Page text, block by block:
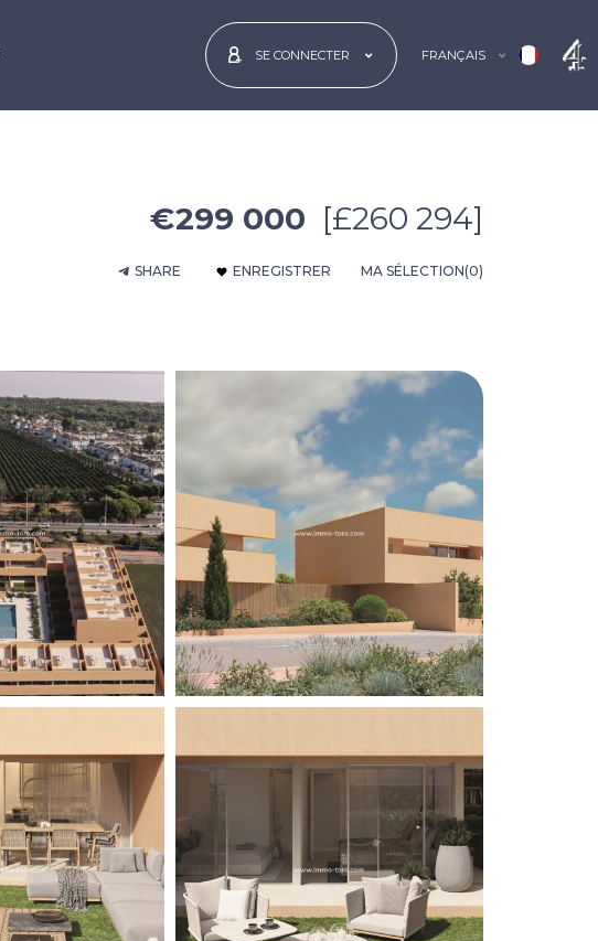
SE CONNECTER FRANÇAIS
€299 000 [£260 294]
SHARE ENREGISTRER MA SÉLECTION(0)